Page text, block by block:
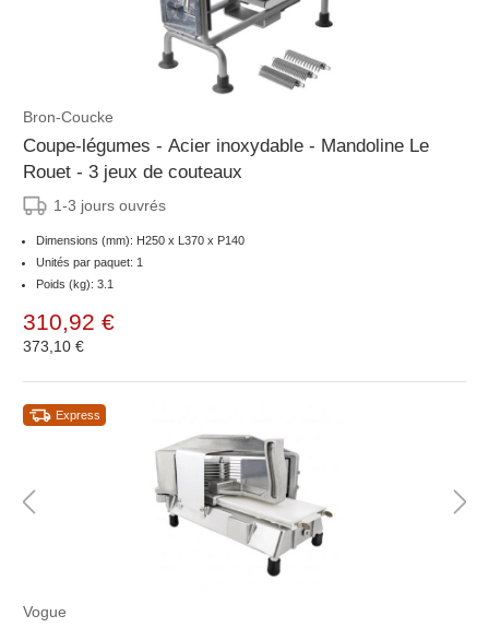
Bron-Coucke
Coupe-légumes - Acier inoxydable - Mandoline Le
Rouet - 3 jeux de couteaux
1-3 jours ouvrés
Dimensions (mm): H250 x L370 x P140
Unités par paquet: 1
Poids (kg): 3.1
310,92 €
373,10 €
Express
Vogue